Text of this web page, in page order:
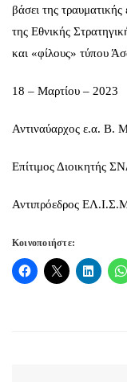
βάσει της τραυματικής
της Εθνικής
και «φίλους» τύπου
18 – Μαρτίου – 2023
Αντιναύαρχος ε.α. Β.
Επίτιμος Διοικητής
Αντιπρόεδρος
Κοινοποιήστε: